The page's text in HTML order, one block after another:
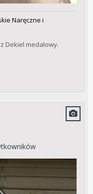
Naręczne i
Dekiel medalowy.